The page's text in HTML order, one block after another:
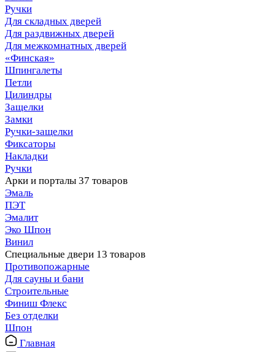
Ручки
Для складных дверей
Для раздвижных дверей
Для межкомнатных дверей
«Финская»
Шпингалеты
Петли
Цилиндры
Защелки
Замки
Ручки-защелки
Фиксаторы
Накладки
Ручки
Арки и порталы 37 товаров
Эмаль
ПЭТ
Эмалит
Эко Шпон
Винил
Специальные двери 13 товаров
Противопожарные
Для сауны и бани
Строительные
Финиш Флекс
Без отделки
Шпон
Главная